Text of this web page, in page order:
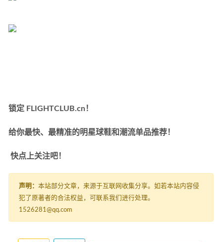
锁定 FLIGHTCLUB.cn！
给你最快、最精准的明星球鞋和潮流单品推荐！
快点上关注吧！
声明： 本站部分文章，来源于互联网收集分享。如若本站内容侵
犯了原著者的合法权益，可联系我们进行处理。
1526281@qq.com